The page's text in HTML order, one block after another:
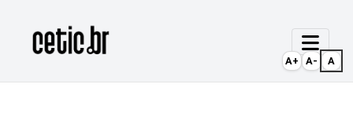
Página inicial
A+ A- A